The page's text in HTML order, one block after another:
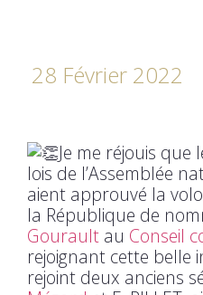
28 Février 2022
Je me réjouis que
lois de l’Assemblée
aient approuvé la
la République de
Gourault au Conseil
rejoignant cette belle
rejoint deux anciens